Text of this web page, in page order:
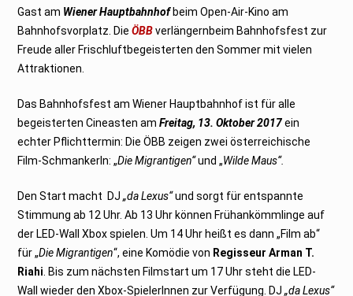
Gast am Wiener Hauptbahnhof beim Open-Air-Kino am
Bahnhofsvorplatz. DieÖBB verlängernbeim Bahnhofsfest zur
Freude aller Frischluftbegeisterten den Sommer mit vielen
Attraktionen.
Das Bahnhofsfest am Wiener Hauptbahnhof ist für alle
begeisterten Cineasten amFreitag, 13. Oktober 2017 ein
echter Pflichttermin: Die ÖBB zeigen zwei österreichische
Film-Schmankerln: „Die Migrantigen“und „Wilde Maus“.
Den Start macht DJ„da Lexus“und sorgt für entspannte
Stimmung ab 12 Uhr. Ab 13 Uhr können Frühankömmlinge auf
der LED-Wall Xbox spielen. Um 14 Uhr heißt es dann „Film ab“
für „Die Migrantigen“, eine Komödie von Regisseur Arman T.
Riahi . Bis zum nächsten Filmstart um 17 Uhr steht die LED-
Wall wieder den Xbox-SpielerInnen zur Verfügung. DJ „da Lexus“